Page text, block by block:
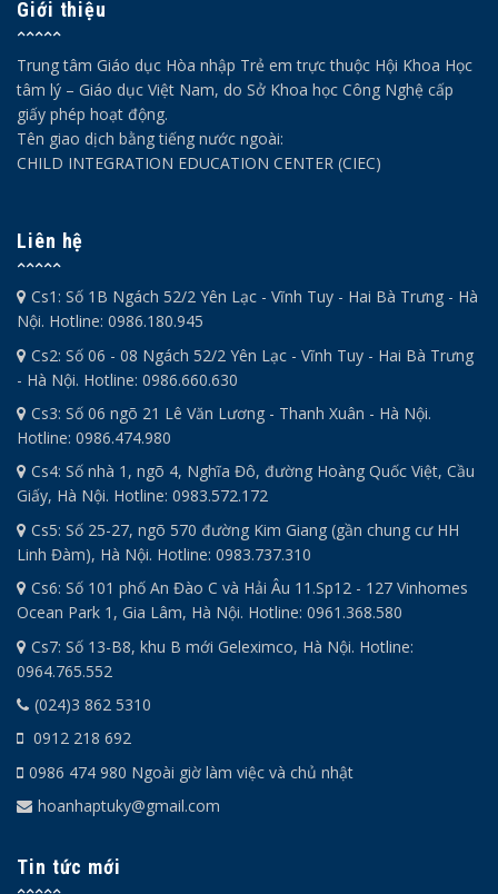
Giới thiệu
Trung tâm Giáo dục Hòa nhập Trẻ em trực thuộc Hội Khoa Học
tâm lý – Giáo dục Việt Nam, do Sở Khoa học Công Nghệ cấp
giấy phép hoạt động.
Tên giao dịch bằng tiếng nước ngoài:
CHILD INTEGRATION EDUCATION CENTER (CIEC)
Liên hệ
Cs1: Số 1B Ngách 52/2 Yên Lạc - Vĩnh Tuy - Hai Bà Trưng - Hà
Nội. Hotline: 0986.180.945
Cs2: Số 06 - 08 Ngách 52/2 Yên Lạc - Vĩnh Tuy - Hai Bà Trưng
- Hà Nội. Hotline: 0986.660.630
Cs3: Số 06 ngõ 21 Lê Văn Lương - Thanh Xuân - Hà Nội.
Hotline: 0986.474.980
Cs4: Số nhà 1, ngõ 4, Nghĩa Đô, đường Hoàng Quốc Việt, Cầu
Giấy, Hà Nội. Hotline: 0983.572.172
Cs5: Số 25-27, ngõ 570 đường Kim Giang (gần chung cư HH
Linh Đàm), Hà Nội. Hotline: 0983.737.310
Cs6: Số 101 phố An Đào C và Hải Âu 11.Sp12 - 127 Vinhomes
Ocean Park 1, Gia Lâm, Hà Nội. Hotline: 0961.368.580
Cs7: Số 13-B8, khu B mới Geleximco, Hà Nội. Hotline:
0964.765.552
(024)3 862 5310
0912 218 692
0986 474 980 Ngoài giờ làm việc và chủ nhật
hoanhaptuky@gmail.com
Tin tức mới